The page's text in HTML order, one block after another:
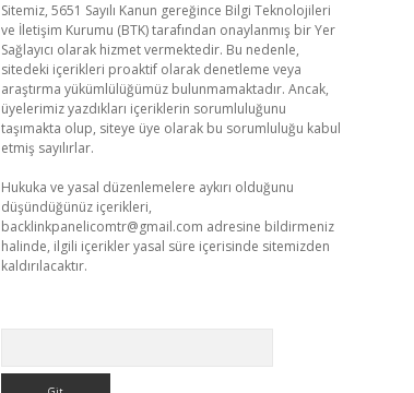
Sitemiz, 5651 Sayılı Kanun gereğince Bilgi Teknolojileri
ve İletişim Kurumu (BTK) tarafından onaylanmış bir Yer
Sağlayıcı olarak hizmet vermektedir. Bu nedenle,
sitedeki içerikleri proaktif olarak denetleme veya
araştırma yükümlülüğümüz bulunmamaktadır. Ancak,
üyelerimiz yazdıkları içeriklerin sorumluluğunu
taşımakta olup, siteye üye olarak bu sorumluluğu kabul
etmiş sayılırlar.
Hukuka ve yasal düzenlemelere aykırı olduğunu
düşündüğünüz içerikleri,
backlinkpanelicomtr@gmail.com adresine bildirmeniz
halinde, ilgili içerikler yasal süre içerisinde sitemizden
kaldırılacaktır.